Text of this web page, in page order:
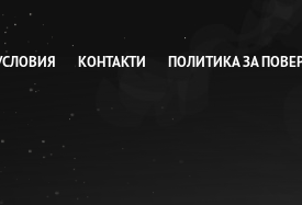
КОНТАКТИ ПОЛИТИКА ЗА